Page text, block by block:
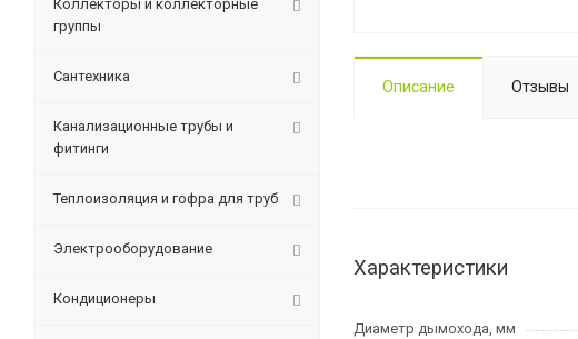
Описание Отзывы
Характеристики
Диаметр дымохода, мм
Коллекторы и коллекторные
группы
Сантехника
Канализационные трубы и
фитинги
Теплоизоляция и гофра для труб
Электрооборудование
Кондиционеры